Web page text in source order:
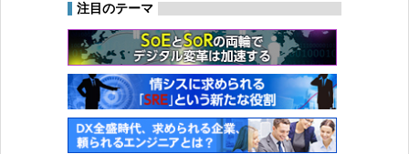
注目のテーマ